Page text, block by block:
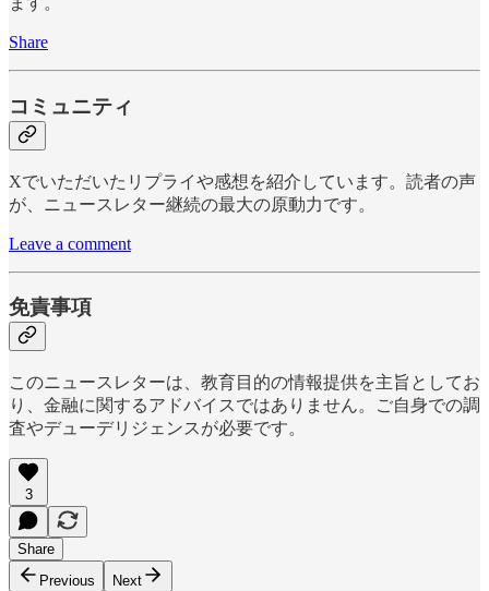
Share
コミュニティ
Xでいただいたリプライや感想を紹介しています。読者の声
が、ニュースレター継続の最大の原動力です。
Leave a comment
免責事項
このニュースレターは、教育目的の情報提供を主旨としてお
り、金融に関するアドバイスではありません。ご自身での調
査やデューデリジェンスが必要です。
3
Share
Previous
Next